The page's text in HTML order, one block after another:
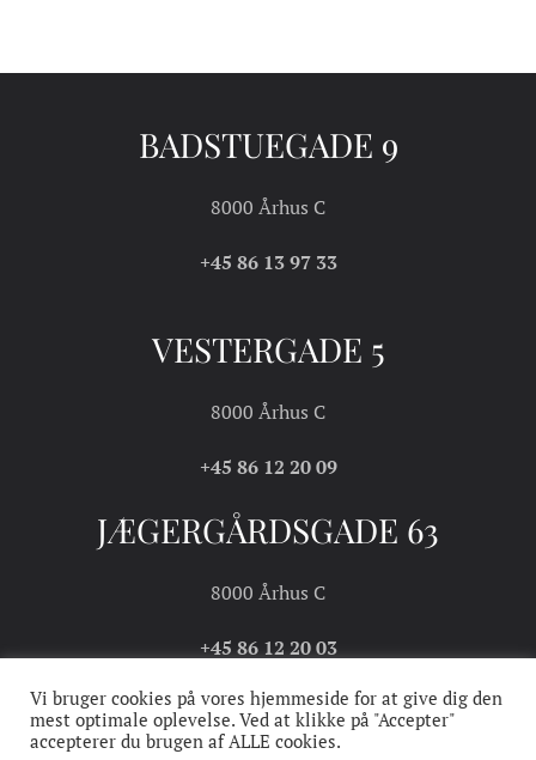
BADSTUEGADE 9
8000 Århus C
+45 86 13 97 33
VESTERGADE 5
8000 Århus C
+45 86 12 20 09
JÆGERGÅRDSGADE 63
8000 Århus C
+45 86 12 20 03
COOKIE- OG
Vi bruger cookies på vores hjemmeside for at give dig den
mest optimale oplevelse. Ved at klikke på "Accepter"
accepterer du brugen af ALLE cookies.